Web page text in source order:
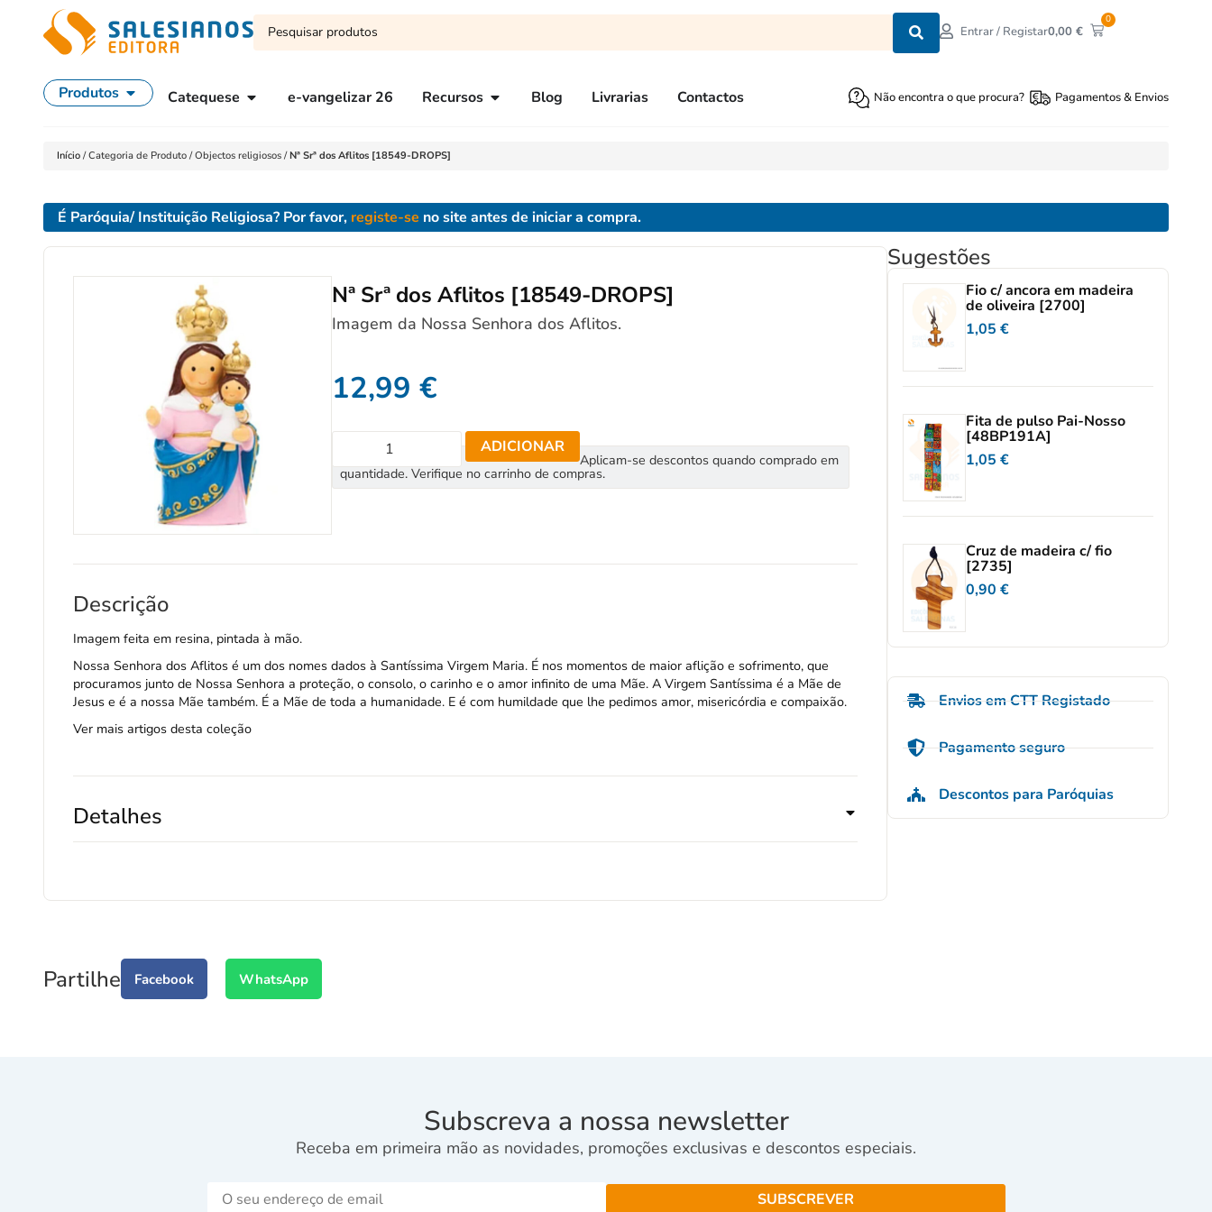
Entrar / Registar0,00€
0
Produtos Catequese e-vangelizar 26 Recursos Blog Livrarias Contactos Não encontra o que procura? Pagamentos & Envios
Início /Categoria de Produto /Objectos religiosos /Nª Srª dos Aflitos [18549-DROPS]
É Paróquia/ Instituição Religiosa? Por favor, registe-se no site antes de iniciar a compra.
Nª Srª dos Aflitos [18549-DROPS]
Imagem da Nossa Senhora dos Aflitos.
12,99€
ADICIONAR
Aplicam-se descontos quando comprado em
quantidade. Verifique no carrinho de compras.
Descrição
Imagem feita em resina, pintada à mão.
Nossa Senhora dos Aflitos é um dos nomes dados à Santíssima Virgem Maria. É nos momentos de maior aflição e sofrimento, que
procuramos junto de Nossa Senhora a proteção, o consolo, o carinho e o amor infinito de uma Mãe. A Virgem Santíssima é a Mãe de
Jesus e é a nossa Mãe também. É a Mãe de toda a humanidade. E é com humildade que lhe pedimos amor, misericórdia e compaixão.
Ver mais artigos desta coleção
Detalhes
Sugestões
Fio c/ ancora em madeira
de oliveira [2700]
1,05 €
Fita de pulso Pai-Nosso
[48BP191A]
1,05 €
Cruz de madeira c/ fio
[2735]
0,90 €
Envios em CTT Registado
Pagamento seguro
Descontos para Paróquias
Partilhe Facebook WhatsApp
Subscreva a nossa newsletter
Receba em primeira mão as novidades, promoções exclusivas e descontos especiais.